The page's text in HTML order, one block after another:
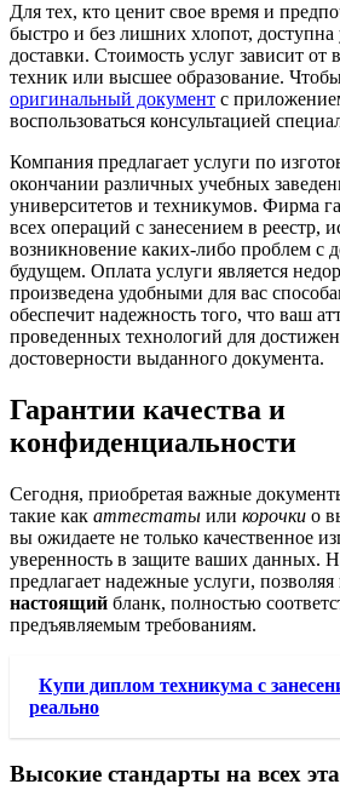
Для тех, кто ценит свое время и
быстро и без лишних хлопот, доступна
доставки. Стоимость услуг зависит от
техник или высшее образование.
оригинальный документ с
воспользоваться консультацией
Компания предлагает услуги по
окончании различных учебных
университетов и техникумов. Фирма
всех операций с занесением в реестр,
возникновение каких-либо проблем с
будущем. Оплата услуги является
произведена удобными для вас
обеспечит надежность того, что ваш
проведенных технологий для
достоверности выданного документа.
Гарантии качества и
конфиденциальности
Сегодня, приобретая важные
такие как аттестаты или корочки о
вы ожидаете не только качественное
уверенность в защите ваших данных.
предлагает надежные услуги,
настоящий бланк, полностью
предъявляемым требованиям.
Купи диплом техникума с
реально
Высокие стандарты на всех